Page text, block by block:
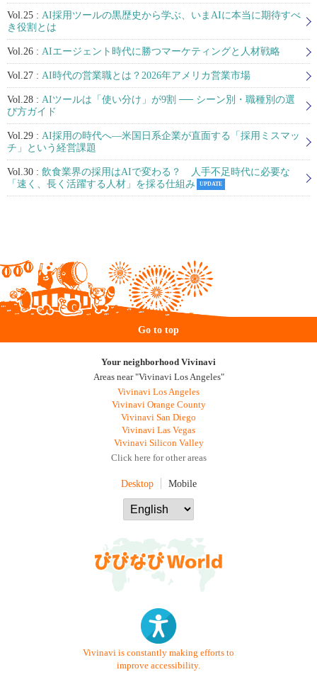
Vol.25 : AI採用ツールの黒歴史から学ぶ、いまAIに本当に期待すべ
き役割とは
Vol.26 : AIエージェント時代に勝つマーケティングと人材戦略
Vol.27 : AI時代の営業職とは？2026年アメリカ営業市場
Vol.28 : AIツールは「使い分け」が9割 ── シーン別・職種別の選
び方ガイド
Vol.29 : AI採用の時代へ—米国日系企業が直面する「採用ミスマッ
チ」という経営課題
Vol.30 : 飲食業界の採用はAIで変わる？ 人手不足時代に必要な
「速く、長く活躍する人材」を採る仕組み
UPDATE
Go to top
Your neighborhood Vivinavi
Areas near "Vivinavi Los Angeles"
Vivinavi Los Angeles
Vivinavi Orange County
Vivinavi San Diego
Vivinavi Las Vegas
Vivinavi Silicon Valley
Click here for other areas
Desktop Mobile
Vivinavi is constantly making efforts to
improve accessibility.